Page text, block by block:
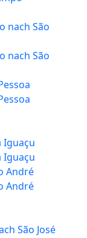
nach São
nach São
Iguaçu
Iguaçu
André
André
São José